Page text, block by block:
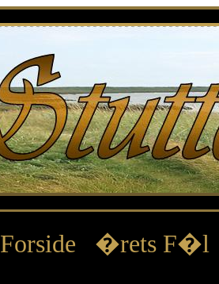
Forside
�rets F�l